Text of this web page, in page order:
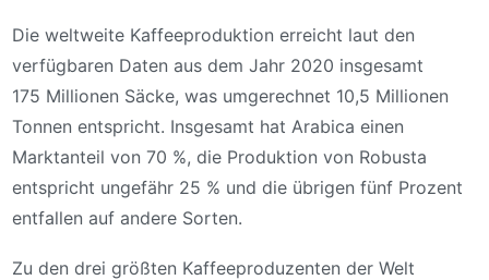
Die weltweite Kaffeeproduktion erreicht laut den
verfügbaren Daten aus dem Jahr 2020 insgesamt
175 Millionen Säcke, was umgerechnet 10,5 Millionen
Tonnen entspricht. Insgesamt hat Arabica einen
Marktanteil von 70 %, die Produktion von Robusta
entspricht ungefähr 25 % und die übrigen fünf Prozent
entfallen auf andere Sorten.
Zu den drei größten Kaffeeproduzenten der Welt